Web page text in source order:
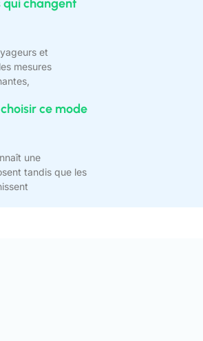
qui changent
et
mesures
ce mode
une
tandis que les